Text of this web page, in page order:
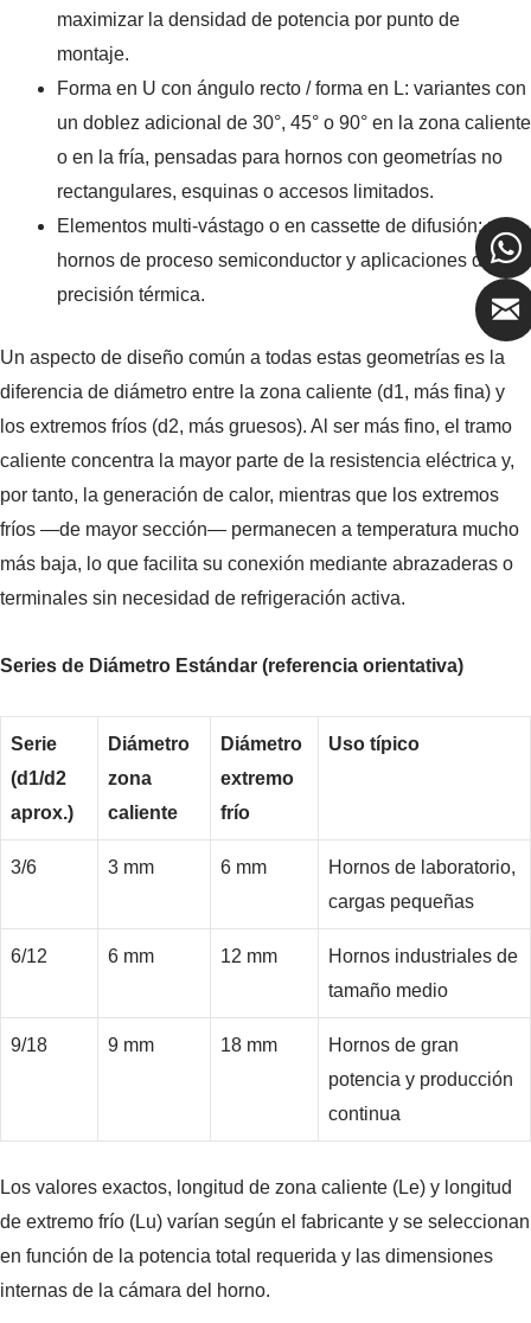
maximizar la densidad de potencia por punto de
montaje.
Forma en U con ángulo recto / forma en L: variantes con
un doblez adicional de 30°, 45° o 90° en la zona caliente
o en la fría, pensadas para hornos con geometrías no
rectangulares, esquinas o accesos limitados.
Elementos multi-vástago o en cassette de difusión: para
hornos de proceso semiconductor y aplicaciones de alta
precisión térmica.
Un aspecto de diseño común a todas estas geometrías es la
diferencia de diámetro entre la zona caliente (d1, más fina) y
los extremos fríos (d2, más gruesos). Al ser más fino, el tramo
caliente concentra la mayor parte de la resistencia eléctrica y,
por tanto, la generación de calor, mientras que los extremos
fríos —de mayor sección— permanecen a temperatura mucho
más baja, lo que facilita su conexión mediante abrazaderas o
terminales sin necesidad de refrigeración activa.
Series de Diámetro Estándar (referencia orientativa)
Serie
(d1/d2
aprox.)
Diámetro
zona
caliente
Diámetro
extremo
frío
Uso típico
3/6 3 mm 6 mm
Hornos de laboratorio,
cargas pequeñas
6/12 6 mm 12 mm
Hornos industriales de
tamaño medio
9/18 9 mm 18 mm
Hornos de gran
potencia y producción
continua
Los valores exactos, longitud de zona caliente (Le) y longitud
de extremo frío (Lu) varían según el fabricante y se seleccionan
en función de la potencia total requerida y las dimensiones
internas de la cámara del horno.